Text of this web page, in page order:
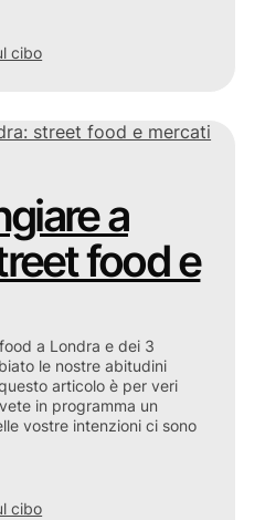
cibo
a
food e
a Londra e dei 3
le nostre abitudini
articolo è per veri
in programma un
vostre intenzioni ci sono
cibo